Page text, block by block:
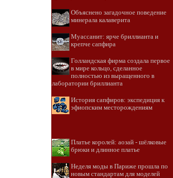
Объяснено загадочное поведение
минерала калаверита
Муассанит: ярче бриллианта и
крепче сапфира
Голландская фирма создала первое
в мире кольцо, сделанное
полностью из выращенного в
лаборатории бриллианта
История сапфиров: экспедиция к
эфиопским месторождениям
Платье королей: аозай - шёлковые
брюки и длинное платье
Неделя моды в Париже прошла по
новым стандартам для моделей